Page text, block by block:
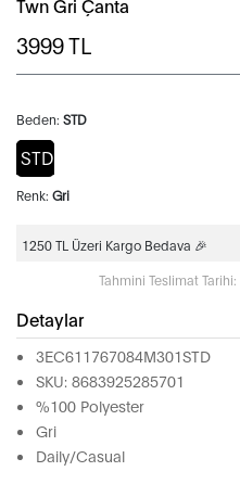
Twn Gri Çanta
3999TL
Beden: STD
STD
Renk: Gri
1250 TL Üzeri Kargo Bedava 🎉
Tahmini Teslimat Tarihi:
Detaylar
3EC611767084M301STD
SKU: 8683925285701
%100 Polyester
Gri
Daily/Casual